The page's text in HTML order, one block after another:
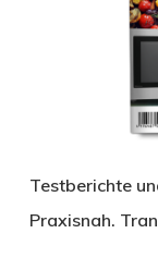
Testberichte
Praxisnah.